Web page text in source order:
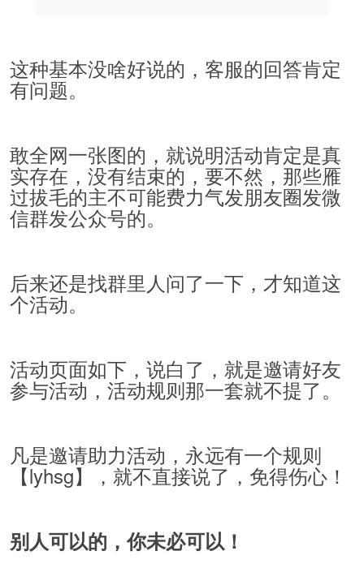
这种基本没啥好说的，客服的回答肯定
有问题。
敢全网一张图的，就说明活动肯定是真
实存在，没有结束的，要不然，那些雁
过拔毛的主不可能费力气发朋友圈发微
信群发公众号的。
后来还是找群里人问了一下，才知道这
个活动。
活动页面如下，说白了，就是邀请好友
参与活动，活动规则那一套就不提了。
凡是邀请助力活动，永远有一个规则
【lyhsg】，就不直接说了，免得伤心！
别人可以的，你未必可以！